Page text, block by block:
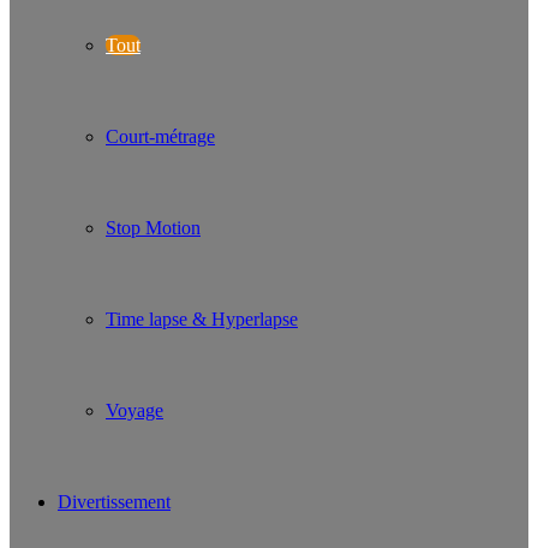
Tout
Court-métrage
Stop Motion
Time lapse & Hyperlapse
Voyage
Divertissement